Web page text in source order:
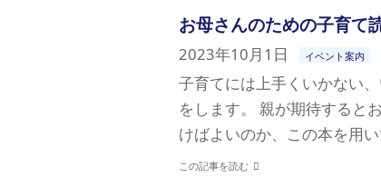
お母さんのための子育て
2023年10月1日 イベント案内
子育てには上手くいかない
をします。 親が期待すると
けばよいのか、この本を用
この記事を読む